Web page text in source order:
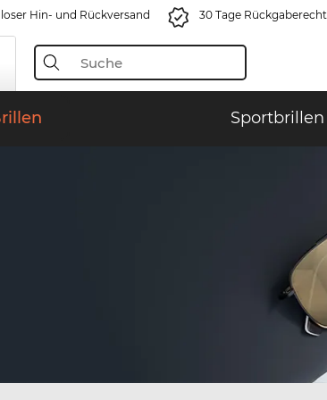
Hin- und Rückversand 30 Tage Rückgaberecht
Sportbrillen